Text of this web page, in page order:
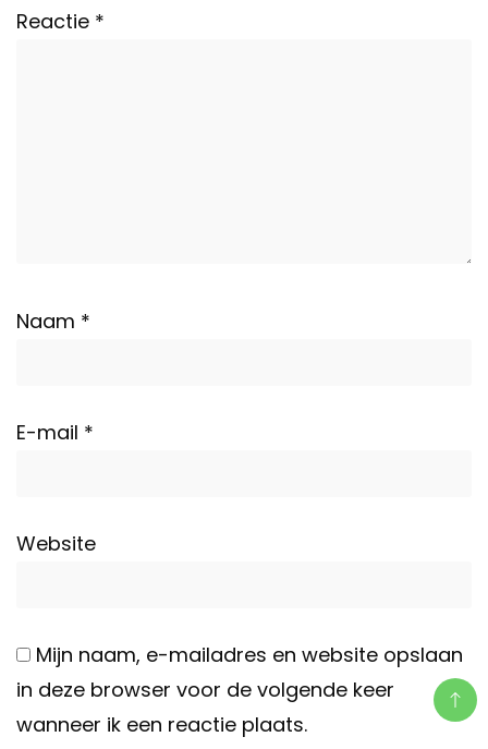
Reactie *
Naam *
E-mail *
Website
Mijn naam, e-mailadres en website opslaan
in deze browser voor de volgende keer
wanneer ik een reactie plaats.